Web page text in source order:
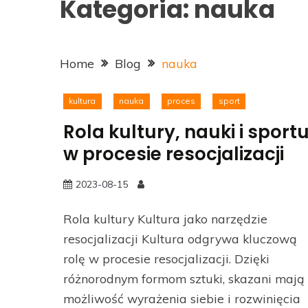
Kategoria: nauka
Home Blog nauka
kultura nauka proces sport
Rola kultury, nauki i sportu
w procesie resocjalizacji
2023-08-15
Rola kultury Kultura jako narzędzie
resocjalizacji Kultura odgrywa kluczową
rolę w procesie resocjalizacji. Dzięki
różnorodnym formom sztuki, skazani mają
możliwość wyrażenia siebie i rozwinięcia